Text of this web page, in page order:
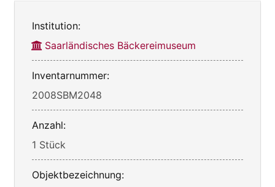
Institution:
Saarländisches Bäckereimuseum
Inventarnummer:
2008SBM2048
Anzahl:
1 Stück
Objektbezeichnung: